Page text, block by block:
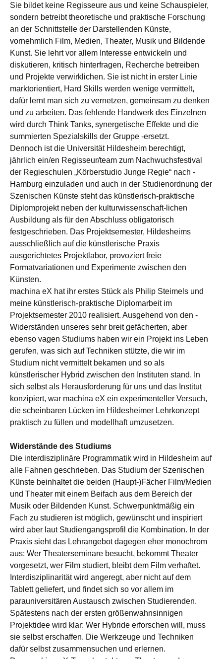
Sie bildet keine Regisseure aus und keine Schauspieler,
sondern betreibt theoretische und praktische Forschung
an der Schnittstelle der Darstellenden Künste,
vornehmlich Film, Medien, Theater, Musik und Bildende
Kunst. Sie lehrt vor allem Interesse entwickeln und
diskutieren, kritisch hinterfragen, Recherche betreiben
und Projekte verwirklichen. Sie ist nicht in erster Linie
marktorientiert, Hard Skills werden wenige vermittelt,
dafür lernt man sich zu vernetzen, gemeinsam zu denken
und zu arbeiten. Das fehlende Handwerk des Einzelnen
wird durch Think Tanks, synergetische Effekte und die
summierten Spezialskills der Gruppe -ersetzt.
Dennoch ist die Universität Hildesheim berechtigt,
jährlich ein/en Regisseur/team zum Nachwuchsfestival
der Regieschulen „Körberstudio Junge Regie“ nach -
Hamburg einzuladen und auch in der Studienordnung der
Szenischen Künste steht das künstlerisch-praktische
Diplomprojekt neben der kulturwissenschaft-lichen
Ausbildung als für den Abschluss obligatorisch
festgeschrieben. Das Projektsemester, Hildesheims
ausschließlich auf die künstlerische Praxis
ausgerichtetes Projektlabor, provoziert freie
Formatvariationen und Experimente zwischen den
Künsten.
machina eX hat ihr erstes Stück als Philip Steimels und
meine künstlerisch-praktische Diplomarbeit im
Projektsemester 2010 realisiert. Ausgehend von den -
Widerständen unseres sehr breit gefächerten, aber
ebenso vagen Studiums haben wir ein Projekt ins Leben
gerufen, was sich auf Techniken stützte, die wir im
Studium nicht vermittelt bekamen und so als
künstlerischer Hybrid zwischen den Instituten stand. In
sich selbst als Herausforderung für uns und das Institut
konzipiert, war machina eX ein experimenteller Versuch,
die scheinbaren Lücken im Hildesheimer Lehrkonzept
praktisch zu füllen und modellhaft umzusetzen.
Widerstände des Studiums
Die interdisziplinäre Programmatik wird in Hildesheim auf
alle Fahnen geschrieben. Das Studium der Szenischen
Künste beinhaltet die beiden (Haupt-)Fächer Film/Medien
und Theater mit einem Beifach aus dem Bereich der
Musik oder Bildenden Kunst. Schwerpunktmäßig ein
Fach zu studieren ist möglich, gewünscht und inspiriert
wird aber laut Studiengangsprofil die Kombination. In der
Praxis sieht das Lehrangebot dagegen eher monochrom
aus: Wer Theaterseminare besucht, bekommt Theater
vorgesetzt, wer Film studiert, bleibt dem Film verhaftet.
Interdisziplinarität wird angeregt, aber nicht auf dem
Tablett geliefert, und findet sich so vor allem im
parauniversitären Austausch zwischen Studierenden.
Spätestens nach der ersten größenwahnsinnigen
Projektidee wird klar: Wer Hybride erforschen will, muss
sie selbst erschaffen. Die Werkzeuge und Techniken
dafür selbst zusammensuchen und erlernen.